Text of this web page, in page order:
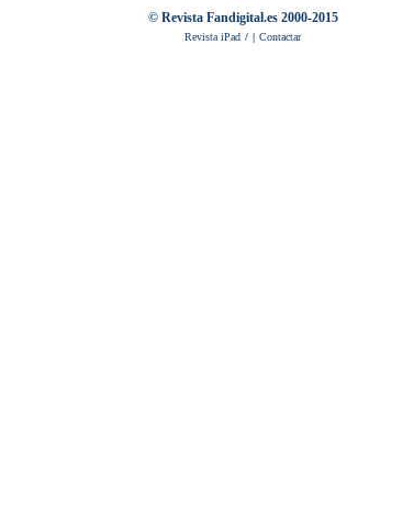
© Revista Fandigital.es 2000-2015
Revista iPad / | Contactar